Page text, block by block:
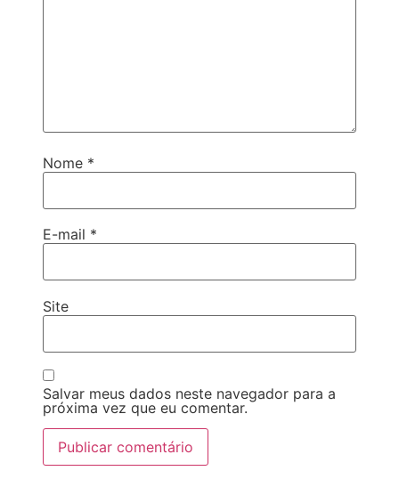
Nome *
E-mail *
Site
Salvar meus dados neste navegador para a
próxima vez que eu comentar.